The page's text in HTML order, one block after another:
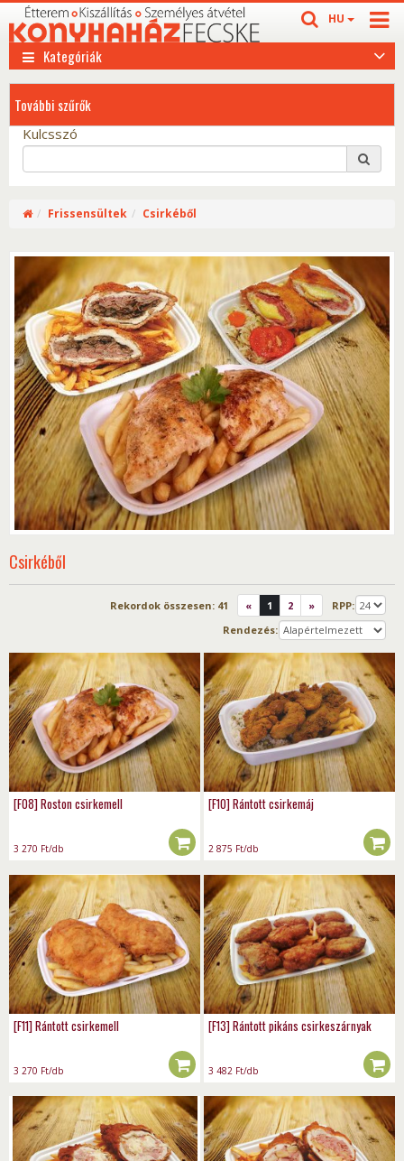
HU
Kategóriák
További szűrők
Kulcsszó
Frissensültek Csirkéből
Csirkéből
Rekordok összesen: 41 « 1 2 »
RPP:
Rendezés:
[F08] Roston csirkemell
3 270 Ft/db
[F10] Rántott csirkemáj
2 875 Ft/db
[F11] Rántott csirkemell
3 270 Ft/db
[F13] Rántott pikáns csirkeszárnyak
3 482 Ft/db